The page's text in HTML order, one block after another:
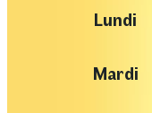
Lundi
Mardi